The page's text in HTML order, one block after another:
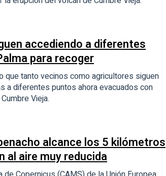
accediendo a diferentes
para recoger
que tanto vecinos como agricultores siguen
a diferentes puntos ahora evacuados con
Vieja.
alcance los 5 kilómetros
al aire muy reducida